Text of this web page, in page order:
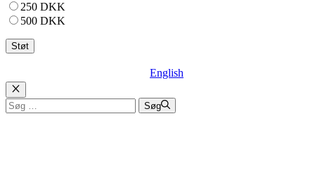
250 DKK
500 DKK
English
Luk
Søg
efter:
Søg